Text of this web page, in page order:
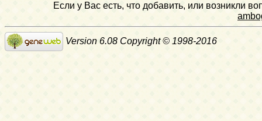
Если у Вас есть, что добавить, или возникли
Version 6.08 Copyright © 1998-2016